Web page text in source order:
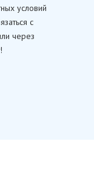
условий
с
через